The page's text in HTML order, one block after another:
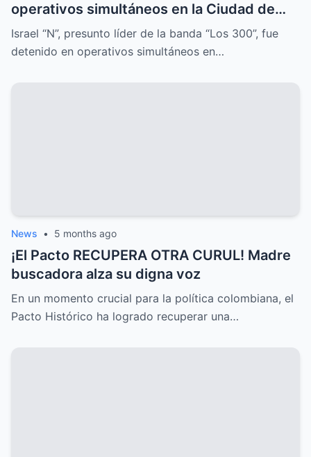
operativos simultáneos en la Ciudad de
México
Israel “N”, presunto líder de la banda “Los 300”, fue
detenido en operativos simultáneos en…
News • 5 months ago
¡El Pacto RECUPERA OTRA CURUL! Madre
buscadora alza su digna voz
En un momento crucial para la política colombiana, el
Pacto Histórico ha logrado recuperar una…